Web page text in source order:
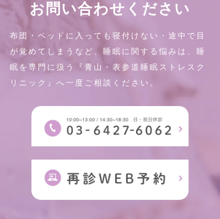
お問い合わせください
布団・ベッドに入っても寝付けない・途中で目
が覚めてしまうなど、睡眠に関する悩みは、睡
眠を専門に扱う『青山・表参道睡眠ストレスク
リニック』へ一度ご相談ください。